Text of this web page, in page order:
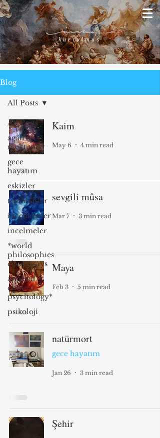
kurtulmus
Blog
All Posts
agâh’a
mektuplar
gece
hayatım
eskizler
teşebbüsler
incelemeler
incelmeler
*world
philosophies
class essays
applied
clinical
psychology*
psikoloji
All Posts
Kaim
May 6 4 min read
sevgili mûsa
Mar 7 3 min read
Maya
Feb 3 5 min read
natürmort
gece hayatım
Jan 26 3 min read
Şehir